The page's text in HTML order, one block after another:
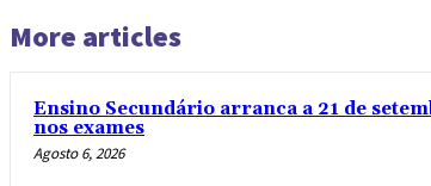
More articles
Ensino Secundário arranca a 21 de
nos exames
Agosto 6, 2026